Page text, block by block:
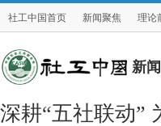
社工中国首页 新闻聚焦 理论
新
深耕“五社联动”